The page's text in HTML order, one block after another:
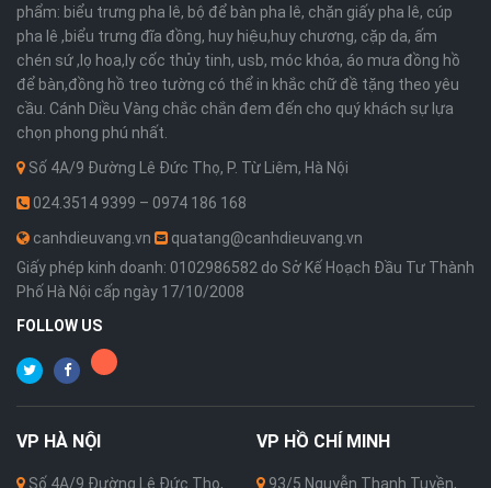
phẩm: biểu trưng pha lê, bộ để bàn pha lê, chặn giấy pha lê, cúp
pha lê ,biểu trưng đĩa đồng, huy hiệu,huy chương, cặp da, ấm
chén sứ ,lọ hoa,ly cốc thủy tinh, usb, móc khóa, áo mưa đồng hồ
để bàn,đồng hồ treo tường có thể in khắc chữ đề tặng theo yêu
cầu. Cánh Diều Vàng chắc chắn đem đến cho quý khách sự lựa
chọn phong phú nhất.
Số 4A/9 Đường Lê Đức Thọ, P. Từ Liêm, Hà Nội
024.3514 9399 – 0974 186 168
canhdieuvang.vn
quatang@canhdieuvang.vn
Giấy phép kinh doanh: 0102986582 do Sở Kế Hoạch Đầu Tư Thành
Phố Hà Nội cấp ngày 17/10/2008
FOLLOW US
VP HÀ NỘI
Số 4A/9 Đường Lê Đức Thọ,
VP HỒ CHÍ MINH
93/5 Nguyễn Thanh Tuyền,